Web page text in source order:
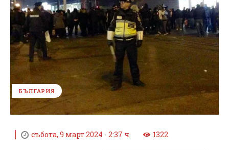
БЪЛГАРИЯ
събота, 9 март 2024 - 2:37 ч. 1322